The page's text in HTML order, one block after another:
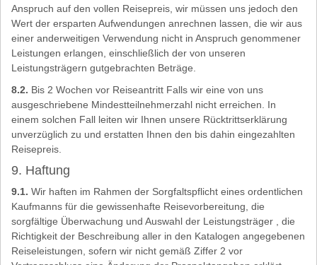
Anspruch auf den vollen Reisepreis, wir müssen uns jedoch den
Wert der ersparten Aufwendungen anrechnen lassen, die wir aus
einer anderweitigen Verwendung nicht in Anspruch genommener
Leistungen erlangen, einschließlich der von unseren
Leistungsträgern gutgebrachten Beträge.
8.2. Bis 2 Wochen vor Reiseantritt Falls wir eine von uns
ausgeschriebene Mindestteilnehmerzahl nicht erreichen. In
einem solchen Fall leiten wir Ihnen unsere Rücktrittserklärung
unverzüglich zu und erstatten Ihnen den bis dahin eingezahlten
Reisepreis.
9. Haftung
9.1. Wir haften im Rahmen der Sorgfaltspflicht eines ordentlichen
Kaufmanns für die gewissenhafte Reisevorbereitung, die
sorgfältige Überwachung und Auswahl der Leistungsträger , die
Richtigkeit der Beschreibung aller in den Katalogen angegebenen
Reiseleistungen, sofern wir nicht gemäß Ziffer 2 vor